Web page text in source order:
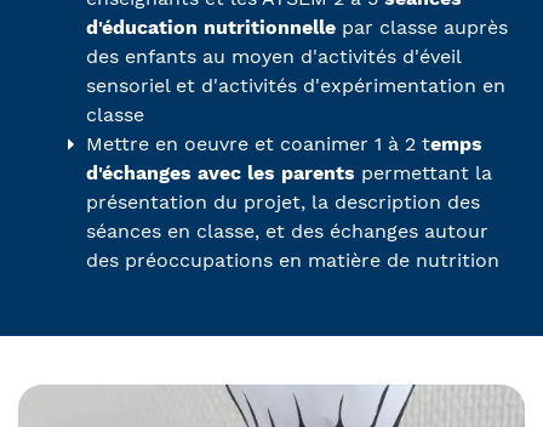
d'éducation nutritionnelle par classe auprès
des enfants au moyen d'activités d'éveil
sensoriel et d'activités d'expérimentation en
classe
Mettre en oeuvre et coanimer 1 à 2 temps
d'échanges avec les parents permettant la
présentation du projet, la description des
séances en classe, et des échanges autour
des préoccupations en matière de nutrition